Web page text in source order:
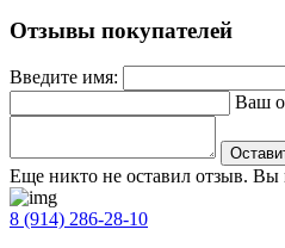
Отзывы покупателей
Введите имя:
Ваш
Еще никто не оставил отзыв.
8 (914) 286-28-10